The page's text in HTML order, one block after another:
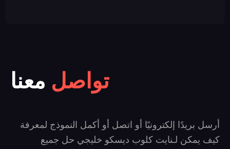
معنا تواصل
أرسل بريدًا إلكترونيًا أو اتصل أو أكمل النموذج لمعرفة
كيف يمكن لـنايت كلوب ديسكو خليجي حل جميع